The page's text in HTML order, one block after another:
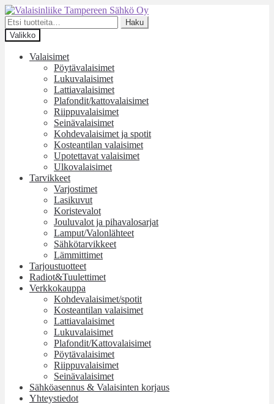
Siirry
navigointiin
Siirry
sisältöön
Etsi:
Haku
Valikko
Valaisimet
Pöytävalaisimet
Lukuvalaisimet
Lattiavalaisimet
Plafondit/kattovalaisimet
Riippuvalaisimet
Seinävalaisimet
Kohdevalaisimet ja spotit
Kosteantilan valaisimet
Upotettavat valaisimet
Ulkovalaisimet
Tarvikkeet
Varjostimet
Lasikuvut
Koristevalot
Jouluvalot ja pihavalosarjat
Lamput/Valonlähteet
Sähkötarvikkeet
Lämmittimet
Tarjoustuotteet
Radiot&Tuulettimet
Verkkokauppa
Kohdevalaisimet/spotit
Kosteantilan valaisimet
Lattiavalaisimet
Lukuvalaisimet
Plafondit/Kattovalaisimet
Pöytävalaisimet
Riippuvalaisimet
Seinävalaisimet
Sähköasennus & Valaisinten korjaus
Yhteystiedot